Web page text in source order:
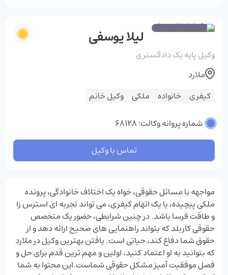
لیلا یوسفی
وکیل پایه یک دادگستری
کیفری خانواده ملکی وکیل خانم
ملارد
شماره پروانه وکالت: 68128
تماس با وکیل
مواجهه با مسائل حقوقی، خواه یک اختلاف خانوادگی، پرونده
ملکی پیچیده، یا یک اتهام کیفری، می‌ تواند تجربه ‌ای استرس ‌زا
و طاقت ‌فرسا باشد. در چنین شرایطی، حضور یک متخصص
حقوقی کاربلد که بتواند راهنمایی ‌های صحیح ارائه دهد و از
حقوق شما دفاع کند، حیاتی است. یافتن بهترین وکیل در ملارد
که بتوانید به او اعتماد کنید، اولین و مهم ‌ترین قدم برای حل و
فصل موفقیت ‌آمیز مشکل حقوقی شماست.این محتوا به شما